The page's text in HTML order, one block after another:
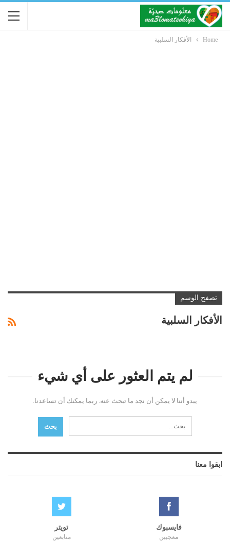
Home الأفكار السلبية
تصفح الوسم
الأفكار السلبية
لم يتم العثور على أي شيء
يبدو أننا لا يمكن أن نجد ما تبحث عنه. ربما يمكنك أن تساعدنا.
ابقوا معنا
فايسبوك
معجبين
تويتر
متابعين